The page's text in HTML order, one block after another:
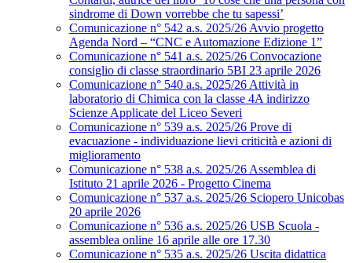
sindrome di Down vorrebbe che tu sapessi’
Comunicazione n° 542 a.s. 2025/26 Avvio progetto
Agenda Nord – “CNC e Automazione Edizione 1”
Comunicazione n° 541 a.s. 2025/26 Convocazione
consiglio di classe straordinario 5BI 23 aprile 2026
Comunicazione n° 540 a.s. 2025/26 Attività in
laboratorio di Chimica con la classe 4A indirizzo
Scienze Applicate del Liceo Severi
Comunicazione n° 539 a.s. 2025/26 Prove di
evacuazione - individuazione lievi criticità e azioni di
miglioramento
Comunicazione n° 538 a.s. 2025/26 Assemblea di
Istituto 21 aprile 2026 - Progetto Cinema
Comunicazione n° 537 a.s. 2025/26 Sciopero Unicobas
20 aprile 2026
Comunicazione n° 536 a.s. 2025/26 USB Scuola -
assemblea online 16 aprile alle ore 17.30
Comunicazione n° 535 a.s. 2025/26 Uscita didattica